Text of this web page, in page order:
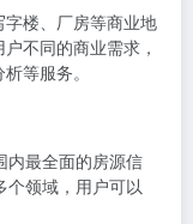
字楼、厂房等商业地
不同的商业需求，
等服务。
内最全面的房源信
个领域，用户可以